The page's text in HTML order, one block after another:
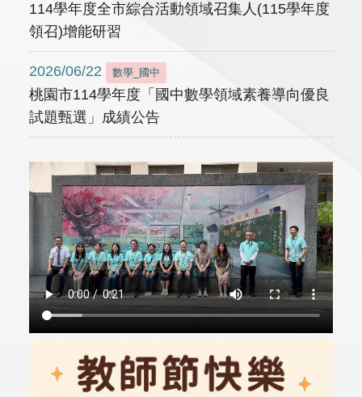
114學年度全市綜合活動領域召集人(115學年度
領召)增能研習
2026/06/22 數學_國中
桃園市114學年度「國中數學領域素養導向優良
試題甄選」成績公告